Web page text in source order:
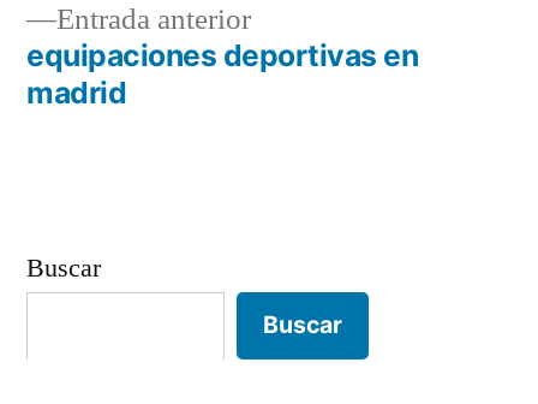
de
entradas
Entrada anteriorEntrada
anterior:
equipaciones deportivas en
madrid
Buscar
Buscar